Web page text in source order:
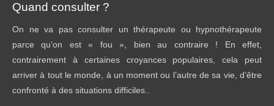
Quand consulter ?
On ne va pas consulter un thérapeute ou hypnothérapeute
parce qu’on est « fou », bien au contraire ! En effet,
contrairement à certaines croyances populaires, cela peut
arriver à tout le monde, à un moment ou l’autre de sa vie, d’être
confronté à des situations difficiles..